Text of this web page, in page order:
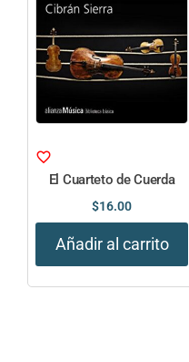
El Cuarteto de Cuerda
$16.00
Añadir al carrito